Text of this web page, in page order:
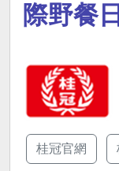
際野餐
桂冠官網